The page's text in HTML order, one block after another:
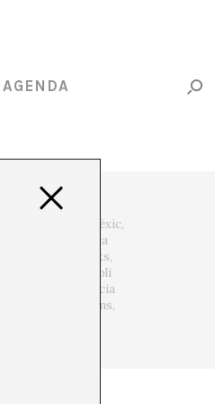
AGENDA
amateur, dislèxic,
poètic i la crítica
descartats,
Parteix d’un ampli
la potència
publicacions,